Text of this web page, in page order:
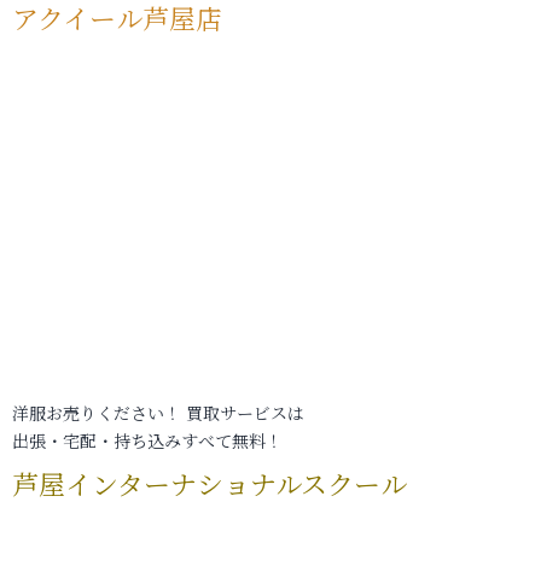
アクイール芦屋店
洋服お売りください！ 買取サービスは
出張・宅配・持ち込みすべて無料！
芦屋インターナショナルスクール